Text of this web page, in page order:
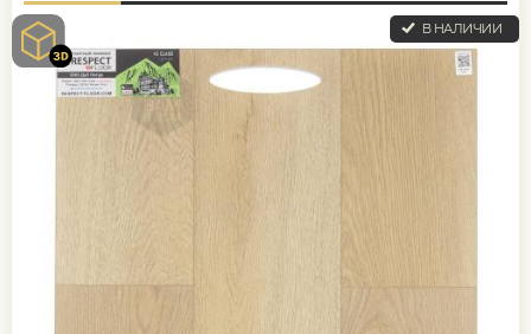
В НАЛИЧИИ